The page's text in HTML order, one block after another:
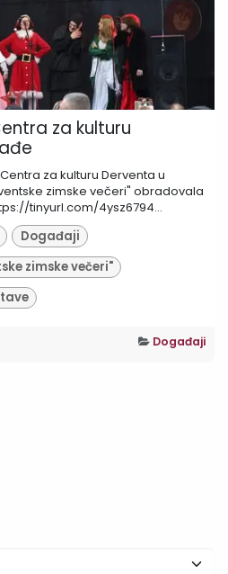
za kulturu
za kulturu Derventa u
zimske večeri" obradovala
tinyurl.com/4ysz6794...
Događaji
zimske večeri"
Događaji